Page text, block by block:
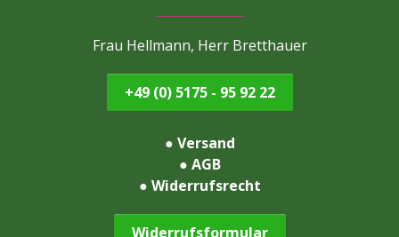
Frau Hellmann, Herr Bretthauer
+49 (0) 5175 - 95 92 22
● Versand
● AGB
● Widerrufsrecht
Widerrufsformular